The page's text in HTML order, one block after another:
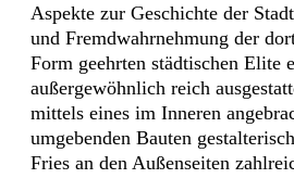
Aspekte zur Geschichte der
und Fremdwahrnehmung der
Form geehrten städtischen Elite
außergewöhnlich reich
mittels eines im Inneren
umgebenden Bauten
Fries an den Außenseiten